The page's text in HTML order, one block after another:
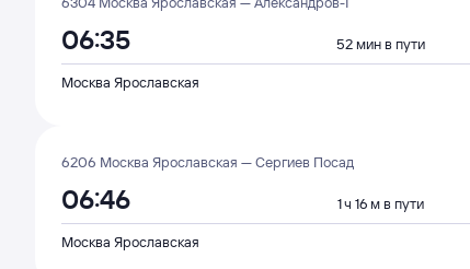
06:35 52 мин в пути
Москва Ярославская
6206 Москва Ярославская — Сергиев Посад
06:46 1 ч 16 м в пути
Москва Ярославская